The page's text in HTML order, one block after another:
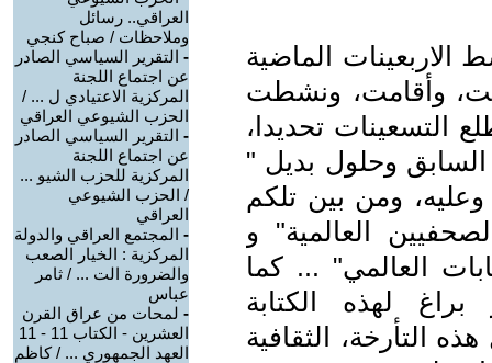
الماضية
وأقامت، ونشطت
التسعينات تحديدا،
السابق وحلول بديل "
ومن بين تلكم
العالمية" و
العالمي" ... كما
براغ لهذه الكتابة
التأرخة، الثقافية
العراقي.. رسائل
وملاحظات / صباح كنجي
- التقرير السياسي الصادر
عن اجتماع اللجنة
المركزية الاعتيادي ل ... /
الحزب الشيوعي العراقي
- التقرير السياسي الصادر
عن اجتماع اللجنة
المركزية للحزب الشيو ...
/ الحزب الشيوعي
العراقي
- المجتمع العراقي والدولة
المركزية : الخيار الصعب
والضرورة الت ... / ثامر
عباس
- لمحات من عراق القرن
العشرين - الكتاب 11 - 11
العهد الجمهوري ... / كاظم